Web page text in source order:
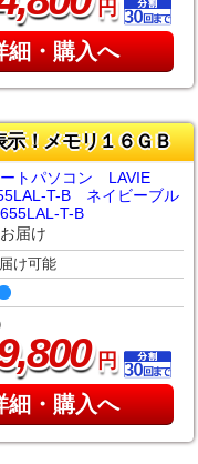
円
細・購入へ
！メモリ１６ＧＢ
トパソコン LAVIE
T-B ネイビーブル
T-B
届け
け可能
,800円
細・購入へ